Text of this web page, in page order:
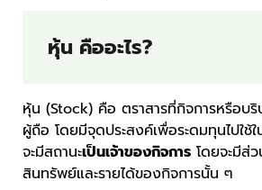
หุ้น คืออะไร?
หุ้น (Stock) คือ ตราสารที่กิจการหรือบ
ผู้ถือ โดยมีจุดประสงค์เพื่อระดมทุนไปใช้
จะมีสถานะเป็นเจ้าของกิจการ โดยจะมีส่
สินทรัพย์และรายได้ของกิจการนั้น ๆ